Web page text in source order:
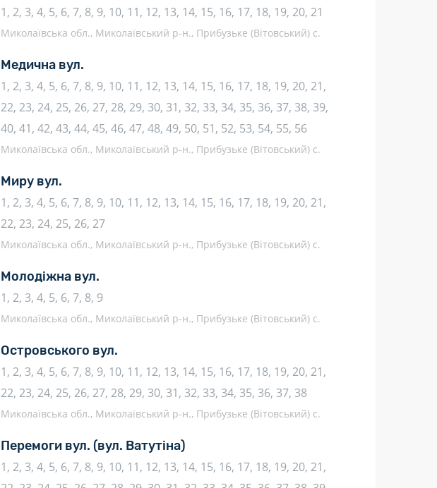
1, 2, 3, 4, 5, 6, 7, 8, 9, 10, 11, 12, 13, 14, 15, 16, 17, 18, 19, 20, 21
Миколаївська обл., Миколаївський р-н., Прибузьке (Вітовський) с.
Медична вул.
1, 2, 3, 4, 5, 6, 7, 8, 9, 10, 11, 12, 13, 14, 15, 16, 17, 18, 19, 20, 21,
22, 23, 24, 25, 26, 27, 28, 29, 30, 31, 32, 33, 34, 35, 36, 37, 38, 39,
40, 41, 42, 43, 44, 45, 46, 47, 48, 49, 50, 51, 52, 53, 54, 55, 56
Миколаївська обл., Миколаївський р-н., Прибузьке (Вітовський) с.
Миру вул.
1, 2, 3, 4, 5, 6, 7, 8, 9, 10, 11, 12, 13, 14, 15, 16, 17, 18, 19, 20, 21,
22, 23, 24, 25, 26, 27
Миколаївська обл., Миколаївський р-н., Прибузьке (Вітовський) с.
Молодіжна вул.
1, 2, 3, 4, 5, 6, 7, 8, 9
Миколаївська обл., Миколаївський р-н., Прибузьке (Вітовський) с.
Островського вул.
1, 2, 3, 4, 5, 6, 7, 8, 9, 10, 11, 12, 13, 14, 15, 16, 17, 18, 19, 20, 21,
22, 23, 24, 25, 26, 27, 28, 29, 30, 31, 32, 33, 34, 35, 36, 37, 38
Миколаївська обл., Миколаївський р-н., Прибузьке (Вітовський) с.
Перемоги вул. (вул. Ватутіна)
1, 2, 3, 4, 5, 6, 7, 8, 9, 10, 11, 12, 13, 14, 15, 16, 17, 18, 19, 20, 21,